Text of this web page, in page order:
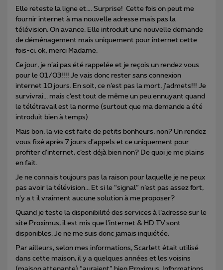
Elle reteste la ligne et…. Surprise! Cette fois on peut me
fournir internet à ma nouvelle adresse mais pas la
télévision. On avance. Elle introduit une nouvelle demande
de déménagement mais uniquement pour internet cette
fois-ci. ok, merci Madame.
Ce jour, je n’ai pas été rappelée et je reçois un rendez vous
pour le 01/03!!!! Je vais donc rester sans connexion
internet 10 jours. En soit, ce n’est pas la mort, j’admets!!! Je
survivrai... mais c’est tout de même un peu ennuyant quand
le télétravail est la norme (surtout que ma demande a été
introduit bien à temps)
Mais bon, la vie est faite de petits bonheurs, non? Un rendez
vous fixé après 7 jours d’appels et ce uniquement pour
profiter d’internet, c’est déjà bien non? De quoi je me plains
en fait.
Je ne connais toujours pas la raison pour laquelle je ne peux
pas avoir la télévision... Et si le “signal” n’est pas assez fort,
n’y a t il vraiment aucune solution à me proposer?
Quand je teste la disponibilité des services à l’adresse sur le
site Proximus, il est mis que l’internet & HD TV sont
disponibles. Je ne me suis donc jamais inquiétée.
Par ailleurs, selon mes informations, Scarlett était utilisé
dans cette maison, il y a quelques années et les voisins